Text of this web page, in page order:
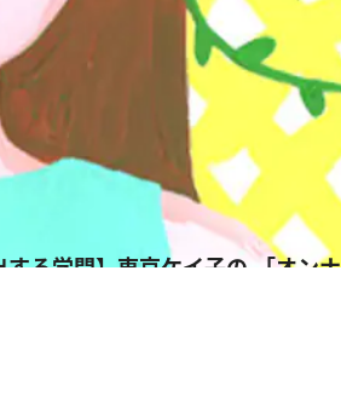
する学問】東京ケイ子の 「オン